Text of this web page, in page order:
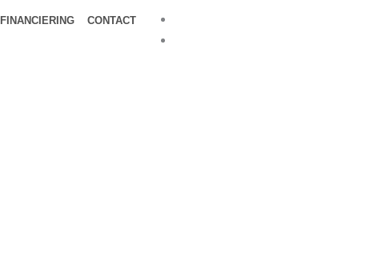
FINANCIERING CONTACT